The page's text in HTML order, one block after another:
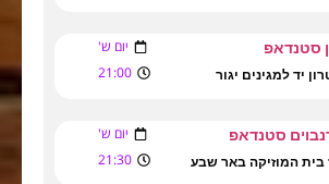
סטנדאפ יום ש'
יד למגינים יגור 21:00
סטנדאפ יום ש'
בית המוזיקה באר שבע 21:30